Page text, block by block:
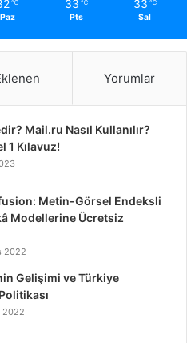
℃
Paz
33 ℃
Pts
33 ℃
Sal
Yorumlar
Mail.ru Nasıl Kullanılır?
1 Kılavuz!
Metin-Görsel Endeksli
Modellerine Ücretsiz
2022
Gelişimi ve Türkiye
2022